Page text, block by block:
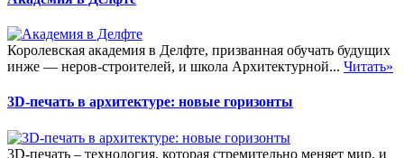
Королевская академия в Делфте, призванная обучать будущих
инже — неров-строителей, и школа Архитектурной... Читать»
3D-печать в архитектуре: новые горизонты
3D-печать – технология, которая стремительно меняет мир, и